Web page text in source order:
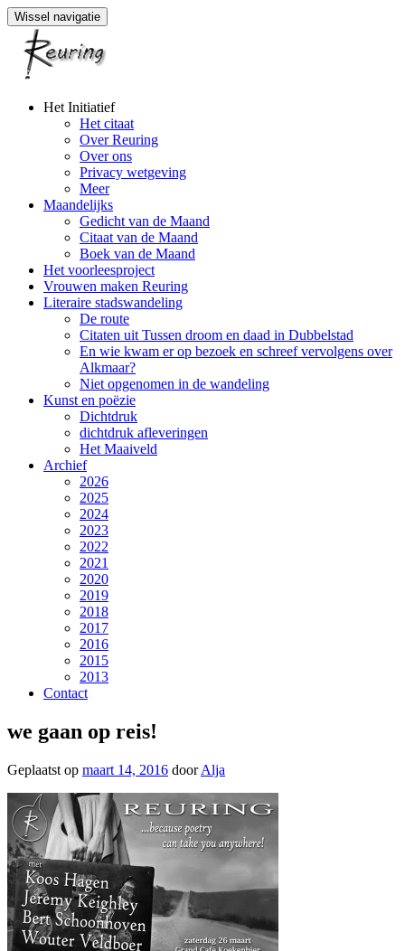
Wissel navigatie
Naar
Het Initiatief
Het citaat
Over Reuring
Over ons
Privacy wetgeving
Meer
Maandelijks
Gedicht van de Maand
Citaat van de Maand
Boek van de Maand
Het voorleesproject
Vrouwen maken Reuring
Literaire stadswandeling
De route
Citaten uit Tussen droom en daad in Dubbelstad
En wie kwam er op bezoek en schreef vervolgens over
Alkmaar?
Niet opgenomen in de wandeling
Kunst en poëzie
Dichtdruk
dichtdruk afleveringen
Het Maaiveld
Archief
2026
2025
2024
2023
2022
2021
2020
2019
2018
2017
2016
2015
2013
Contact
we gaan op reis!
Geplaatst op maart 14, 2016 doorAlja